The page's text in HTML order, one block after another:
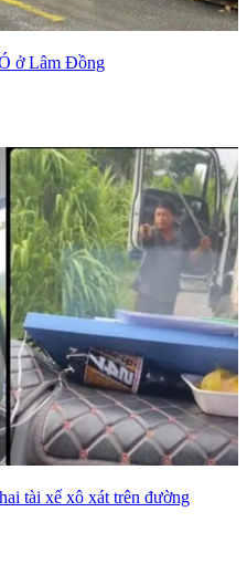
ở Lâm Đồng
tài xế xô xát trên đường